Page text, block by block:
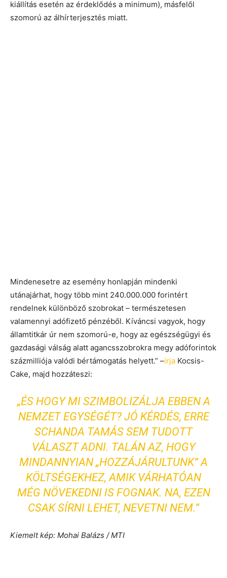
kiállítás esetén az érdeklődés a minimum), másfelől
szomorú az álhírterjesztés miatt.
Mindenesetre az esemény honlapján mindenki
utánajárhat, hogy több mint 240.000.000 forintért
rendelnek különböző szobrokat – természetesen
valamennyi adófizető pénzéből. Kíváncsi vagyok, hogy
államtitkár úr nem szomorú-e, hogy az egészségügyi és
gazdasági válság alatt agancsszobrokra megy adóforintok
százmilliója valódi bértámogatás helyett.” –írja Kocsis-
Cake, majd hozzáteszi:
„ÉS HOGY MI SZIMBOLIZÁLJA EBBEN A
NEMZET EGYSÉGÉT? JÓ KÉRDÉS, ERRE
SCHANDA TAMÁS SEM TUDOTT
VÁLASZT ADNI. TALÁN AZ, HOGY
MINDANNYIAN „HOZZÁJÁRULTUNK” A
KÖLTSÉGEKHEZ, AMIK VÁRHATÓAN
MÉG NÖVEKEDNI IS FOGNAK. NA, EZEN
CSAK SÍRNI LEHET, NEVETNI NEM.”
Kiemelt kép: Mohai Balázs / MTI